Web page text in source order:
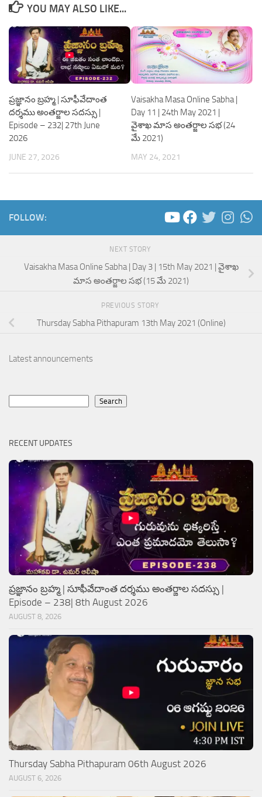
YOU MAY ALSO LIKE...
ప్రజ్ఞానం బ్రహ్మ | సూఫీవేదాంత
దర్శము అంతర్జాల సదస్సు |
Episode – 232| 27th June
2026
JUNE 27, 2026
Vaisakha Masa Online Sabha |
Day 11 | 24th May 2021 |
వైశాఖ మాస అంతర్జాల సభ (24
మే 2021)
MAY 24, 2021
FOLLOW:
NEXT STORY
Vaisakha Masa Online Sabha | Day 3 | 15th May 2021 | వైశాఖ
మాస అంతర్జాల సభ (15 మే 2021)
PREVIOUS STORY
Thursday Sabha Pithapuram 13th May 2021 (Online)
Latest announcements
Search
RECENT UPDATES
ప్రజ్ఞానం బ్రహ్మ | సూఫీవేదాంత దర్శము అంతర్జాల సదస్సు |
Episode – 238| 8th August 2026
AUGUST 8, 2026
Thursday Sabha Pithapuram 06th August 2026
AUGUST 6, 2026